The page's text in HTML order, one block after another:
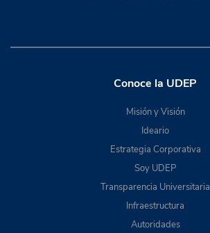
Conoce la UDEP
Misión y Visión
Ideario
Estrategia Corporativa
Soy UDEP
Transparencia Universitaria
Infraestructura
Autoridades